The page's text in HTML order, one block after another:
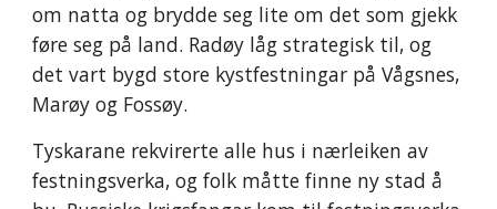
om natta og brydde seg lite om det som gjekk
føre seg på land. Radøy låg strategisk til, og
det vart bygd store kystfestningar på Vågsnes,
Marøy og Fossøy.
Tyskarane rekvirerte alle hus i nærleiken av
festningsverka, og folk måtte finne ny stad å